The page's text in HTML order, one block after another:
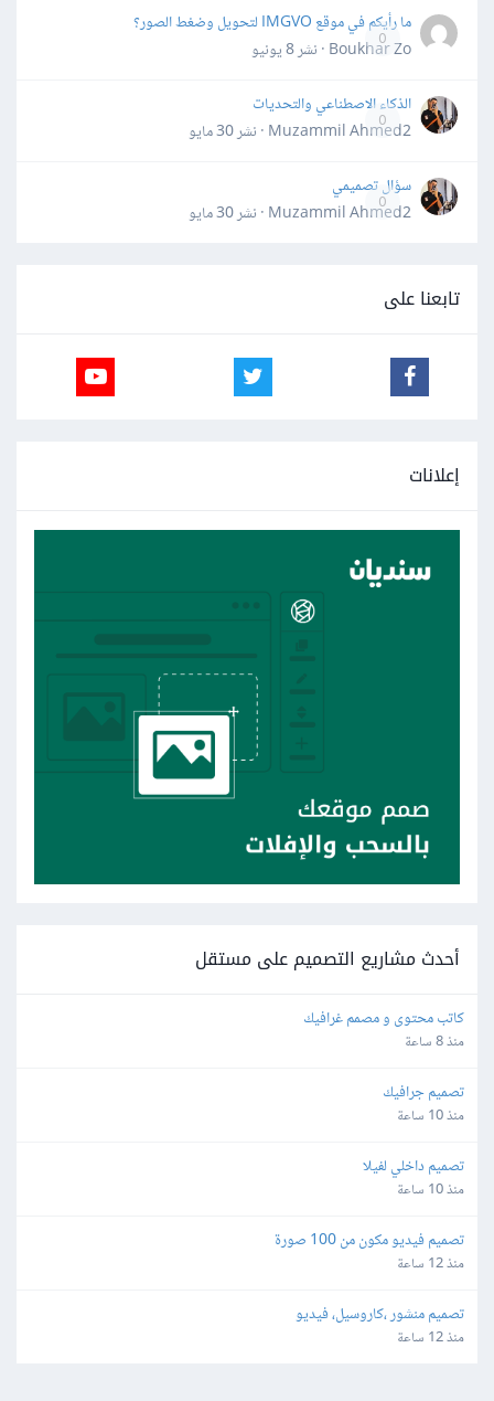
0
ما رأيكم في موقع IMGVO لتحويل وضغط الصور؟
Boukhar Zo · نشر
8 يونيو
0
الذكاء الاصطناعي والتحديات
Muzammil Ahmed2 · نشر
30 مايو
0
سؤال تصميمي
Muzammil Ahmed2 · نشر
30 مايو
تابعنا على
إعلانات
أحدث مشاريع التصميم على مستقل
كاتب محتوى و مصمم غرافيك
منذ 8 ساعة
تصميم جرافيك
منذ 10 ساعة
تصميم داخلي لفيلا
منذ 10 ساعة
تصميم فيديو مكون من 100 صورة
منذ 12 ساعة
تصميم منشور ،كاروسيل، فيديو
منذ 12 ساعة